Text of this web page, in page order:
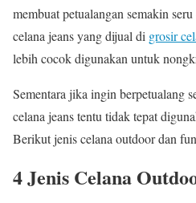
membuat petualangan semakin
celana jeans yang dijual di grosir
lebih cocok digunakan untuk
Sementara jika ingin berpetualang
celana jeans tentu tidak tepat
Berikut jenis celana outdoor dan
4 Jenis Celana